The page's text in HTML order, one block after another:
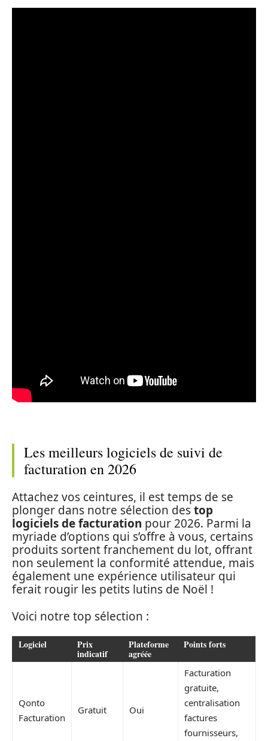
Les meilleurs logiciels de suivi de
facturation en 2026
Attachez vos ceintures, il est temps de se
plonger dans notre sélection destop
logiciels de facturation pour 2026. Parmi la
myriade d’options qui s’offre à vous, certains
produits sortent franchement du lot, offrant
non seulement la conformité attendue, mais
également une expérience utilisateur qui
ferait rougir les petits lutins de Noël !
Voici notre top sélection :
Logiciel Prix
indicatif
Plateforme
agréée
Points forts
Qonto
Facturation
Gratuit Oui
Facturation
gratuite,
centralisation
factures
fournisseurs,